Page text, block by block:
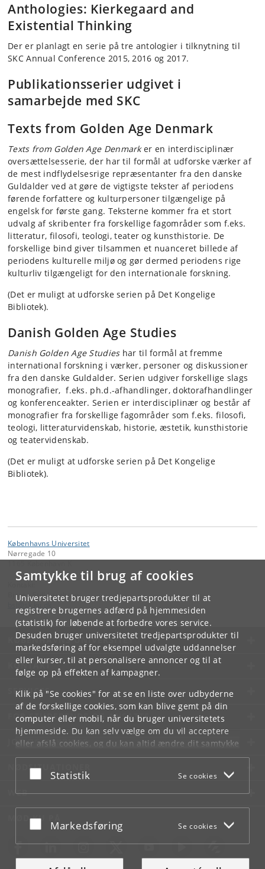
Samtykke til brug af cookies
Universitetet bruger tredjepartsprodukter til at
registrere brugernes adfærd på hjemmesiden
(statistik) for løbende at forbedre vores service.
Desuden bruger universitetet tredjepartsprodukter til
markedsføring af for eksempel udvalgte uddannelser
eller kurser, til at personalisere annoncer og til at
følge op på effekten af kampagner.
Klik på "Se cookies" for at se en liste over udbyderne
af de forskellige cookies, som kan blive gemt på din
computer eller mobil, når du bruger universitetets
hjemmeside. Du kan selv vælge om du vil acceptere
eller afslå cookies, og du kan altid ændre dit samtykke
underCookie- og privatlivspolitiksom du finder i
bunden af hver side.
Acceptér eller afslå
Statistik Se cookies
Acceptér eller afslå
Markedsføring Se cookies
Anthologies: Kierkegaard and
Existential Thinking
Der er planlagt en serie på tre antologier i tilknytning til
SKC Annual Conference 2015, 2016 og 2017.
Publikationsserier udgivet i
samarbejde med SKC
Texts from Golden Age Denmark
Texts from Golden Age Denmarker en interdisciplinær
oversættelsesserie, der har til formål at udforske værker af
de mest indflydelsesrige repræsentanter fra den danske
Guldalder ved at gøre de vigtigste tekster af periodens
førende forfattere og kulturpersoner tilgængelige på
engelsk for første gang. Teksterne kommer fra et stort
udvalg af skribenter fra forskellige fagområder som f.eks.
litteratur, filosofi, teologi, teater og kunsthistorie. De
forskellige bind giver tilsammen et nuanceret billede af
periodens kulturelle miljø og gør dermed periodens rige
kulturliv tilgængeligt for den internationale forskning.
(Det er muligt at udforske serien på Det Kongelige
Bibliotek).
Danish Golden Age Studies
Danish Golden Age Studieshar til formål at fremme
international forskning i værker, personer og diskussioner
fra den danske Guldalder. Serien udgiver forskellige slags
monografier, f.eks. ph.d.-afhandlinger, doktorafhandlinger
og konferenceakter. Serien er interdisciplinær og består af
monografier fra forskellige fagområder som f.eks. filosofi,
teologi, litteraturvidenskab, historie, æstetik, kunsthistorie
og teatervidenskab.
(Det er muligt at udforske serien på Det Kongelige
Bibliotek).
Københavns Universitet
Nørregade 10
Bjarne Still Laurberg
KØBENHAVNS UNIVERSITET
KONTAKT
SERVICES
FOR STUDERENDE OG ANSATTE
JOB OG KARRIERE
NØDSITUATIONER
WEB
MØD KU PÅ